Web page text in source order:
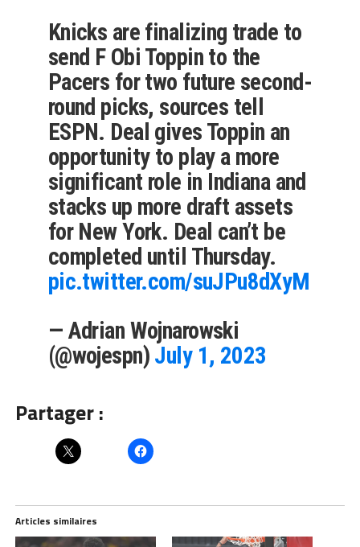
Knicks are finalizing trade to
send F Obi Toppin to the
Pacers for two future second-
round picks, sources tell
ESPN. Deal gives Toppin an
opportunity to play a more
significant role in Indiana and
stacks up more draft assets
for New York. Deal can’t be
completed until Thursday.
pic.twitter.com/suJPu8dXyM
— Adrian Wojnarowski
(@wojespn) July 1, 2023
Partager :
Articles similaires